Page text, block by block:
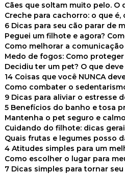
Cães que soltam muito pelo.
Creche para cachorro: o que
6 Dicas para seu cão parar de
Peguei um filhote e agora?
Como melhorar a
Medo de fogos: Como
Decidiu ter um pet? O que
14 Coisas que você NUNCA
Como combater o
9 Dicas para aliviar o estresse
5 Benefícios do banho e tosa
Mantenha o pet seguro e
Cuidando do filhote: dicas
Quais frutas e legumes posso
4 Atitudes simples para um
Como escolher o lugar para
7 Dicas simples para tornar